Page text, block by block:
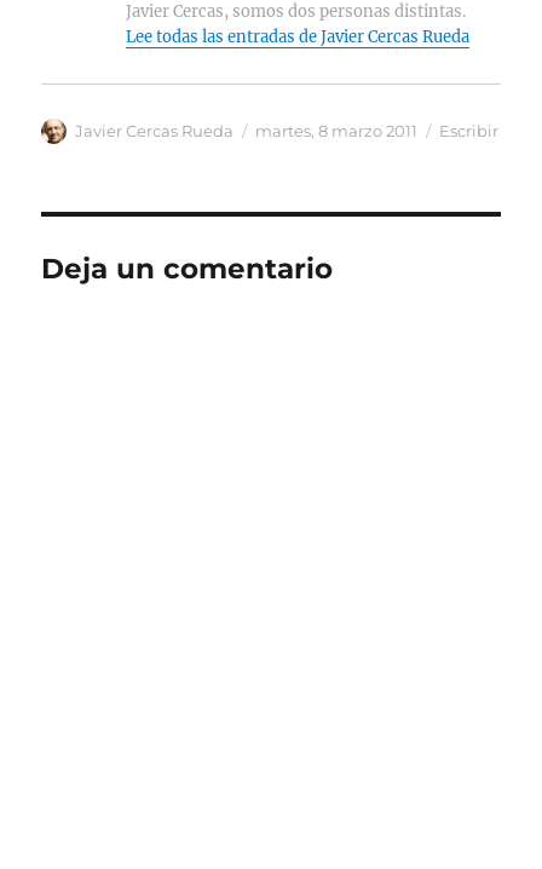
Javier Cercas, somos dos personas distintas.
Lee todas las entradas de Javier Cercas Rueda
Autor
Javier Cercas Rueda
Publicado
martes, 8 marzo 2011 Categorías
Escribir
Deja un comentario